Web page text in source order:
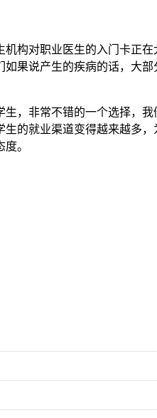
构对职业医生的入门卡正
果说产生的疾病的话，大部
，非常不错的一个选择，
的就业渠道变得越来越多
。